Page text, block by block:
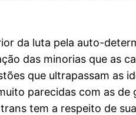
da luta pela auto-
das minorias que as
que ultrapassam as
parecidas com as
tem a respeito de